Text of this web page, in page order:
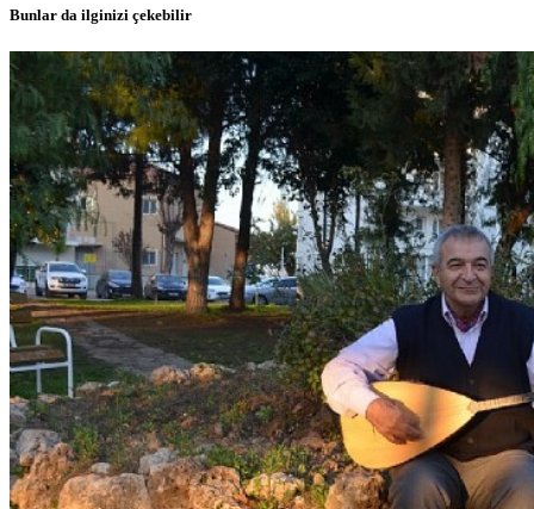
Bunlar da ilginizi çekebilir